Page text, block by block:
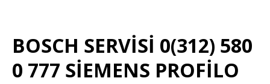
BOSCH SERVİSİ 0(312) 580
0 777 SİEMENS PROFİLO